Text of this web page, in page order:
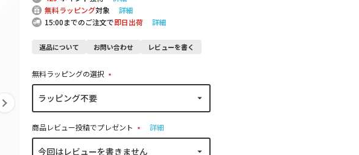
無料ラッピング対象
詳細
15:00までのご注文で即日出荷 詳細
返品について お問い合わせ レビューを書く
無料ラッピングの選択
(
)
商品レビュー投稿でプレゼント
(
必
詳細